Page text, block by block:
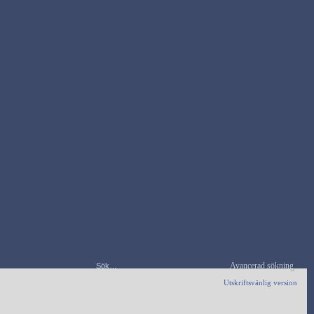
Avancerad sökning
Utskriftsvänlig version